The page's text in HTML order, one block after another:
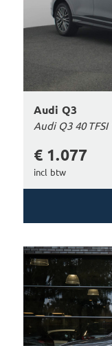
Audi Q3
Audi Q3 40
€ 1.077
incl btw